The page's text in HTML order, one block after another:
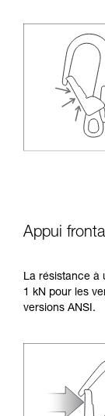
Appui
La résistance à
1 kN pour les
versions ANSI.